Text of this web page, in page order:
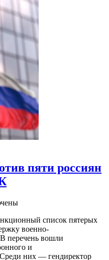
пяти россиян
список пятерых
военно-
перечень вошли
и
Среди них — гендиректор